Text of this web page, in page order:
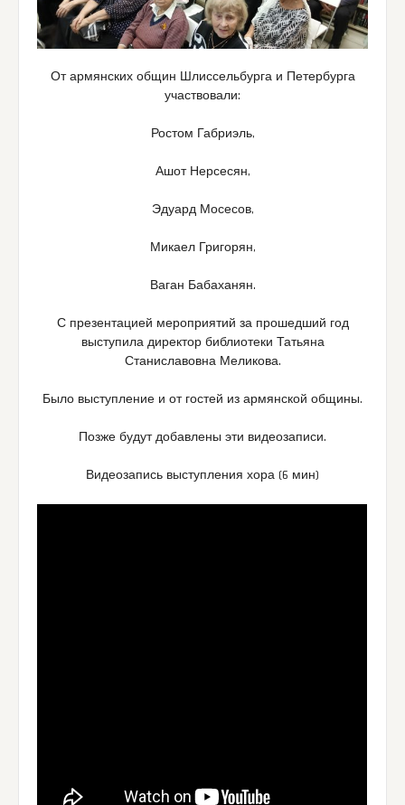
От армянских общин Шлиссельбурга и Петербурга
участвовали:
Ростом Габриэль,
Ашот Нерсесян,
Эдуард Мосесов,
Микаел Григорян,
Ваган Бабаханян.
С презентацией мероприятий за прошедший год
выступила директор библиотеки Татьяна
Станиславовна Меликова.
Было выступление и от гостей из армянской общины.
Позже будут добавлены эти видеозаписи.
Видеозапись выступления хора (6 мин)